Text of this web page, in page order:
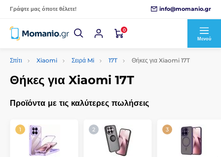
Γράψτε μας όποτε θέλετε! info@momanio.gr
0
Μενού
Σπίτι Xiaomi Σειρά Mi 17T Θήκες για Xiaomi 17T
Θήκες για Xiaomi 17T
Προϊόντα με τις καλύτερες πωλήσεις